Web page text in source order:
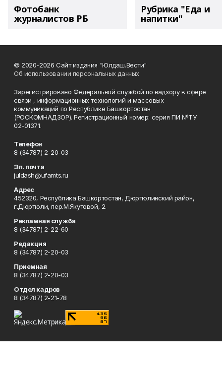
Фотобанк
журналистов РБ
Рубрика "Еда и
напитки"
© 2020-2026 Сайт издания "Юлдаш.Вести"
Об использовании персональных данных
Зарегистрировано Федеральной службой по надзору в сфере
связи , информационных технологий и массовых
коммуникаций по Республике Башкортостан
(РОСКОМНАДЗОР). Регистрационный номер: серия ПИ №ТУ
02-01371.
Телефон
8 (34787) 2-20-03
Эл. почта
juldash@ufamts.ru
Адрес
452320, Республика Башкортостан, Дюртюлинский район,
г.Дюртюли, пер.М.Якутовой, 2.
Рекламная служба
8 (34787) 2-22-60
Редакция
8 (34787) 2-20-03
Приемная
8 (34787) 2-20-03
Отдел кадров
8 (34787) 2-21-78